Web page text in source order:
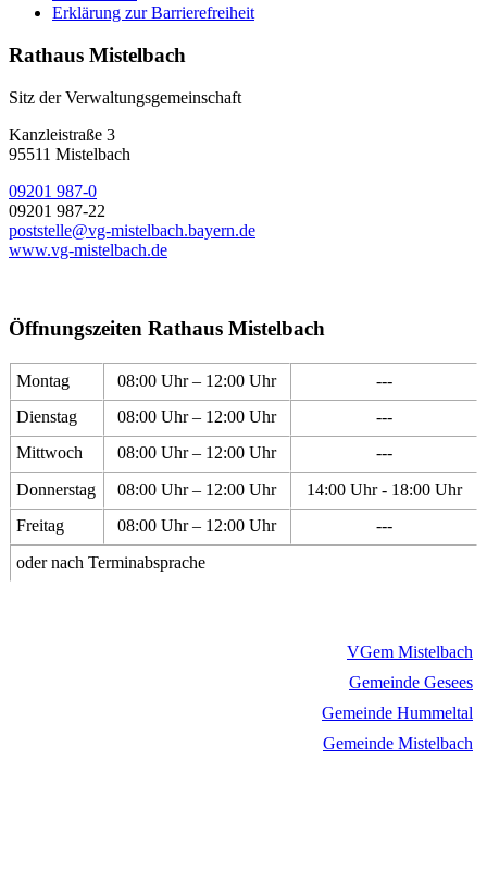
Erklärung zur Barrierefreiheit
Rathaus Mistelbach
Sitz der Verwaltungsgemeinschaft
Kanzleistraße 3
95511 Mistelbach
09201 987-0
09201 987-22
poststelle@vg-mistelbach.bayern.de
www.vg-mistelbach.de
Öffnungszeiten Rathaus Mistelbach
Montag 08:00 Uhr – 12:00 Uhr
---
Dienstag
08:00 Uhr – 12:00 Uhr
---
Mittwoch
08:00 Uhr – 12:00 Uhr
---
Donnerstag
08:00 Uhr – 12:00 Uhr
14:00 Uhr - 18:00 Uhr
Freitag
08:00 Uhr – 12:00 Uhr
---
oder nach Terminabsprache
VGem Mistelbach
Gemeinde Gesees
Gemeinde Hummeltal
Gemeinde Mistelbach